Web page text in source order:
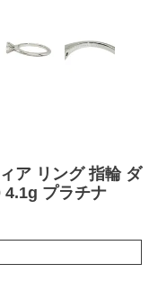
ア リング 指輪 ダ
4.1g プラチナ